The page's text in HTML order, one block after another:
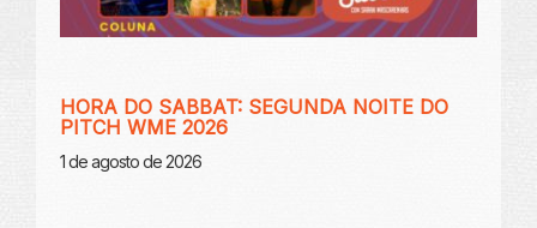
HORA DO SABBAT: SEGUNDA NOITE DO
PITCH WME 2026
1 de agosto de 2026